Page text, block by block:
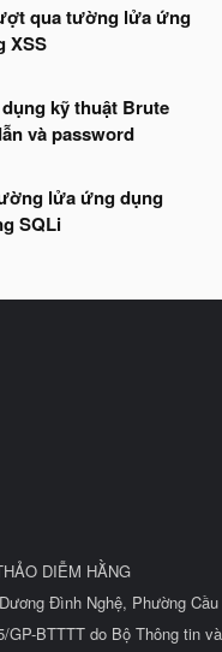
qua tường lửa ứng
XSS
kỹ thuật Brute
và password
lửa ứng dụng
SQLi
DIỄM HẰNG
Đình Nghệ, Phường
BTTTT do Bộ Thông tin